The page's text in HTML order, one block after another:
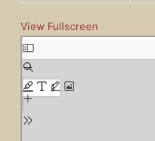
View Fullscreen
A
l
e
r